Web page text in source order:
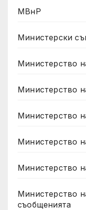
МВнР
Министерски
Министерство
Министерство
Министерство
Министерство
Министерство
Министерство
съобщенията